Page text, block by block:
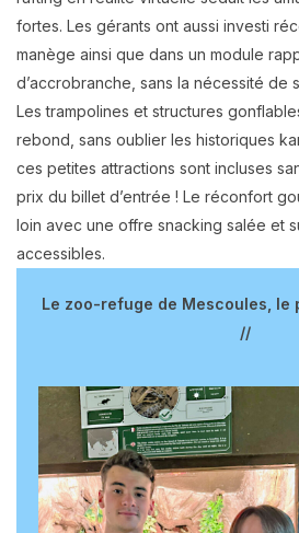
fortes. Les gérants ont aussi investi
manège ainsi que dans un module
d’accrobranche, sans la nécessité de
Les trampolines et structures
rebond, sans oublier les historiques
ces petites attractions sont incluses
prix du billet d’entrée ! Le réconfort
loin avec une offre snacking salée et
accessibles.
Le zoo-refuge de Mescoules, le
//